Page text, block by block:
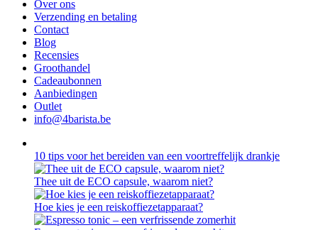
Over ons
Verzending en betaling
Contact
Blog
Recensies
Groothandel
Cadeaubonnen
Aanbiedingen
Outlet
info@4barista.be